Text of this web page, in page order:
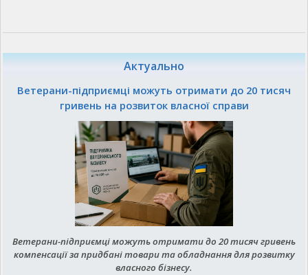
Актуально
Ветерани-підприємці можуть отримати до 20 тисяч
гривень на розвиток власної справи
Ветерани-підприємці можуть отримати до 20 тисяч гривень
компенсації за придбані товари та обладнання для розвитку
власного бізнесу.